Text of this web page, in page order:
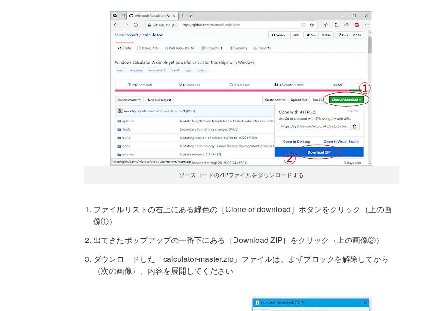
ソースコードのZIPファイルをダウンロードする
ファイルリストの右上にある緑色の［Clone or download］ボタンをクリック（上の画
像①）
出てきたポップアップの一番下にある［Download ZIP］をクリック（上の画像②）
ダウンロードした「calculator-master.zip」ファイルは、まずブロックを解除してから
（次の画像）、内容を展開してください